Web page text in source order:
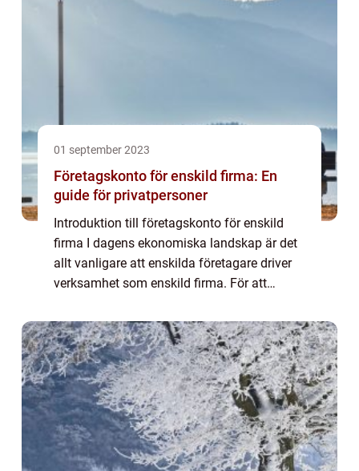
01 september 2023
Företagskonto för enskild firma: En
guide för privatpersoner
Introduktion till företagskonto för enskild
firma I dagens ekonomiska landskap är det
allt vanligare att enskilda företagare driver
verksamhet som enskild firma. För att
och affärsrelaterade ekonomi behöver...